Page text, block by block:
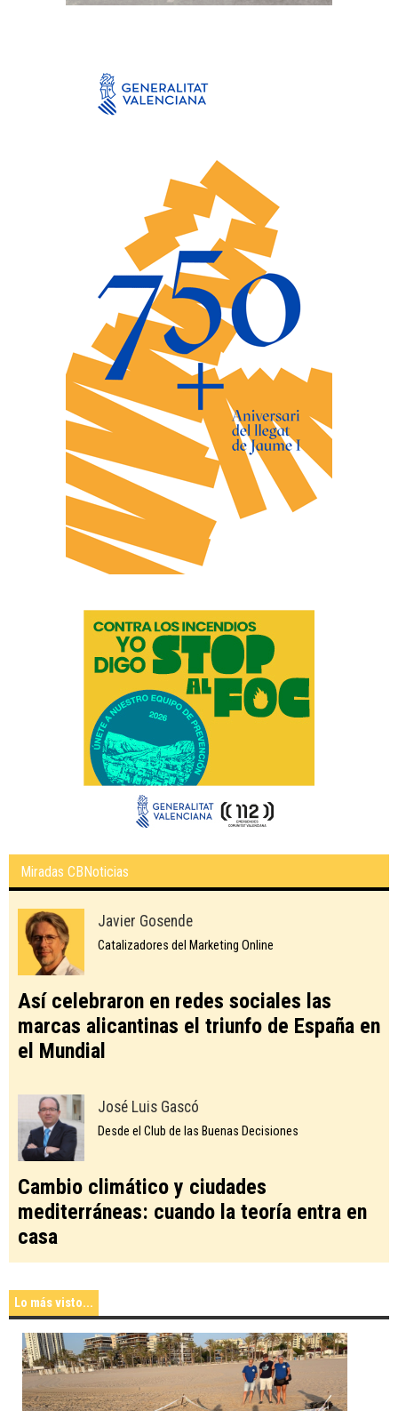
Miradas CBNoticias
Javier Gosende
Catalizadores del Marketing Online
Así celebraron en redes sociales las
marcas alicantinas el triunfo de España en
el Mundial
José Luis Gascó
Desde el Club de las Buenas Decisiones
Cambio climático y ciudades
mediterráneas: cuando la teoría entra en
casa
Lo más visto...